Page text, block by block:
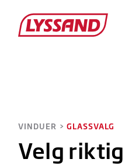
VINDUER > GLASSVALG
Velg